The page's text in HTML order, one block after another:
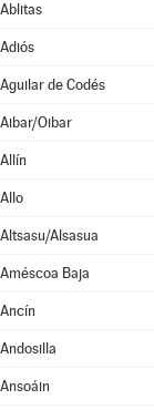
Ablitas
Adiós
Aguilar de Codés
Aibar/Oibar
Allín
Allo
Altsasu/Alsasua
Améscoa Baja
Ancín
Andosilla
Ansoáin